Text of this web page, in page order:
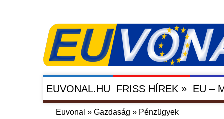
EUVONAL.HU FRISS HÍREK » EU –
Euvonal » Gazdaság » Pénzügyek